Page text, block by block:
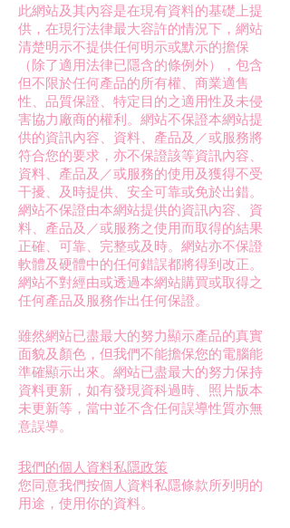
此網站及其內容是在現有資料的基礎上提
供，在現行法律最大容許的情況下，網站
清楚明示不提供任何明示或默示的擔保
（除了適用法律已隱含的條例外），包含
但不限於任何產品的所有權、商業適售
性、品質保證、特定目的之適用性及未侵
害協力廠商的權利。網站不保證本網站提
供的資訊內容、資料、產品及／或服務將
符合您的要求，亦不保證該等資訊內容、
資料、產品及／或服務的使用及獲得不受
干擾、及時提供、安全可靠或免於出錯。
網站不保證由本網站提供的資訊內容、資
料、產品及／或服務之使用而取得的結果
正確、可靠、完整或及時。網站亦不保證
軟體及硬體中的任何錯誤都將得到改正。
網站不對經由或透過本網站購買或取得之
任何產品及服務作出任何保證。
雖然網站已盡最大的努力顯示產品的真實
面貌及顏色，但我們不能擔保您的電腦能
準確顯示出來。網站已盡最大的努力保持
資料更新，如有發現資科過時、照片版本
未更新等，當中並不含任何誤導性質亦無
意誤導。
我們的個人資料私隱政策
您同意我們按個人資料私隱條款所列明的
用途，使用你的資料。